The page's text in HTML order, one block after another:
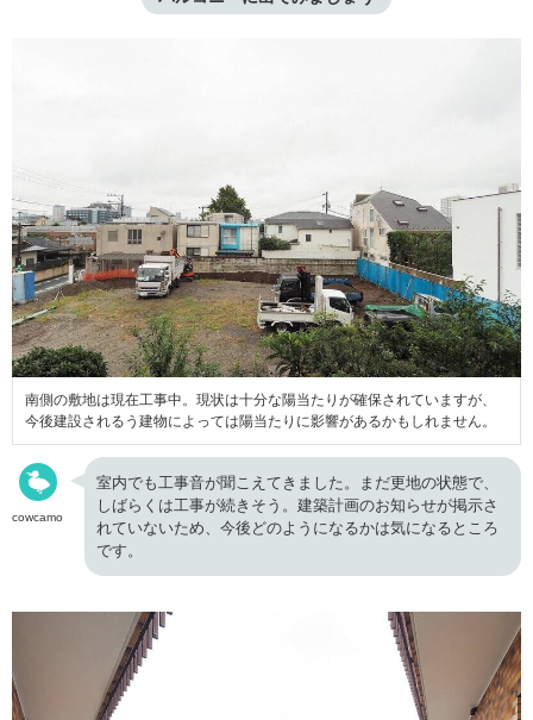
南側の敷地は現在工事中。現状は十分な陽当たりが確保されていますが、
今後建設されるう建物によっては陽当たりに影響があるかもしれません。
cowcamo
室内でも工事音が聞こえてきました。まだ更地の状態で、
しばらくは工事が続きそう。建築計画のお知らせが掲示さ
れていないため、今後どのようになるかは気になるところ
です。